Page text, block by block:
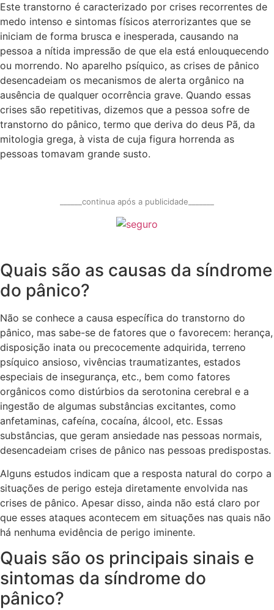
Este transtorno é caracterizado por crises recorrentes de
medo intenso e sintomas físicos aterrorizantes que se
iniciam de forma brusca e inesperada, causando na
pessoa a nítida impressão de que ela está enlouquecendo
ou morrendo. No aparelho psíquico, as crises de pânico
desencadeiam os mecanismos de alerta orgânico na
ausência de qualquer ocorrência grave. Quando essas
crises são repetitivas, dizemos que a pessoa sofre de
transtorno do pânico, termo que deriva do deus Pã, da
mitologia grega, à vista de cuja figura horrenda as
pessoas tomavam grande susto.
______continua após a publicidade_______
Quais são as causas da síndrome
do pânico?
Não se conhece a causa específica do transtorno do
pânico, mas sabe-se de fatores que o favorecem: herança,
disposição inata ou precocemente adquirida, terreno
psíquico ansioso, vivências traumatizantes, estados
especiais de insegurança, etc., bem como fatores
orgânicos como distúrbios da serotonina cerebral e a
ingestão de algumas substâncias excitantes, como
anfetaminas, cafeína, cocaína, álcool, etc. Essas
substâncias, que geram ansiedade nas pessoas normais,
desencadeiam crises de pânico nas pessoas predispostas.
Alguns estudos indicam que a resposta natural do corpo a
situações de perigo esteja diretamente envolvida nas
crises de pânico. Apesar disso, ainda não está claro por
que esses ataques acontecem em situações nas quais não
há nenhuma evidência de perigo iminente.
Quais são os principais sinais e
sintomas da síndrome do
pânico?